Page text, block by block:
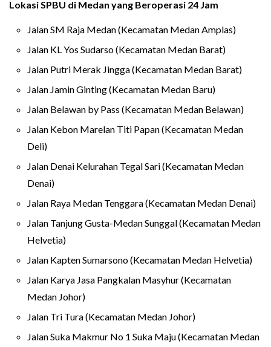
Lokasi SPBU di Medan yang Beroperasi 24 Jam
Jalan SM Raja Medan (Kecamatan Medan Amplas)
Jalan KL Yos Sudarso (Kecamatan Medan Barat)
Jalan Putri Merak Jingga (Kecamatan Medan Barat)
Jalan Jamin Ginting (Kecamatan Medan Baru)
Jalan Belawan by Pass (Kecamatan Medan Belawan)
Jalan Kebon Marelan Titi Papan (Kecamatan Medan
Deli)
Jalan Denai Kelurahan Tegal Sari (Kecamatan Medan
Denai)
Jalan Raya Medan Tenggara (Kecamatan Medan Denai)
Jalan Tanjung Gusta-Medan Sunggal (Kecamatan Medan
Helvetia)
Jalan Kapten Sumarsono (Kecamatan Medan Helvetia)
Jalan Karya Jasa Pangkalan Masyhur (Kecamatan
Medan Johor)
Jalan Tri Tura (Kecamatan Medan Johor)
Jalan Suka Makmur No 1 Suka Maju (Kecamatan Medan